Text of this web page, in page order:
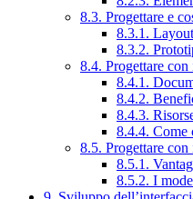
8.3. Progettare e
8.3.1.
8.3.2.
8.4. Progettare
8.4.1.
8.4.2.
8.4.3.
8.4.4. Come
8.5. Progettare
8.5.1.
8.5.2. I